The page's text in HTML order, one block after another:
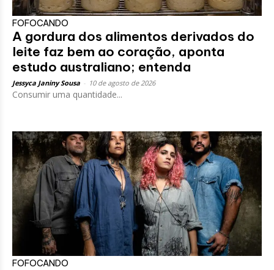
FOFOCANDO
A gordura dos alimentos derivados do
leite faz bem ao coração, aponta
estudo australiano; entenda
Jessyca Janiny Sousa 10 de agosto de 2026
Consumir uma quantidade...
FOFOCANDO